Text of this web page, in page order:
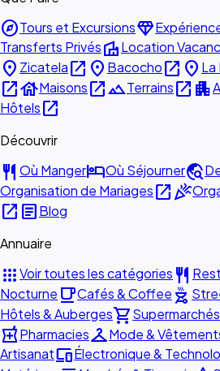
exploreTours et Excursionsdiamond
Transferts PrivésvillaLocation
place Zicatelaopen_in_new place Bacochoopen_in_new place La
open_in_newhouseMaisonsopen_in_newlandscapeTerrainsopen_in_new apartment
Hôtelsopen_in_new
Découvrir
restaurant Où MangerhotelOù Séjournertravel_explore
Organisation de Mariagesopen_in_newcelebration
open_in_new articleBlog
Annuaire
appsVoir toutes les catégories restaurant
Nocturne local_cafeCafés & Coffee outdoor_grill
Hôtels & Aubergesshopping_cartSupermarchés
local_pharmacyPharmaciescheckroomMode &
ArtisanatdevicesÉlectronique &